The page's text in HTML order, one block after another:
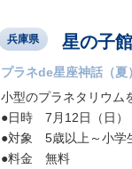
兵庫県 星の子館
プラネde星座神話（夏）
小型のプラネタリウム
●日時 7月12日（日
●対象 5歳以上～小学
●料金 無料